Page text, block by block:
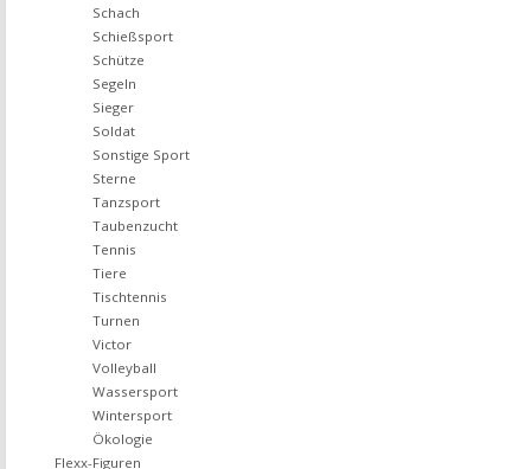
Schach
Schießsport
Schütze
Segeln
Sieger
Soldat
Sonstige Sport
Sterne
Tanzsport
Taubenzucht
Tennis
Tiere
Tischtennis
Turnen
Victor
Volleyball
Wassersport
Wintersport
Ökologie
Flexx-Figuren